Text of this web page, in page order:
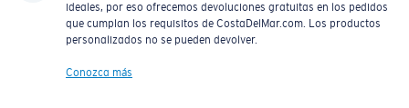
ideales, por eso ofrecemos devoluciones gratuitas en los pedidos
que cumplan los requisitos de CostaDelMar.com. Los productos
personalizados no se pueden devolver.
Conozca más